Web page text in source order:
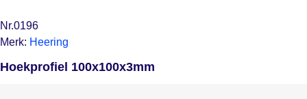
Nr.0196
Merk: Heering
Hoekprofiel 100x100x3mm